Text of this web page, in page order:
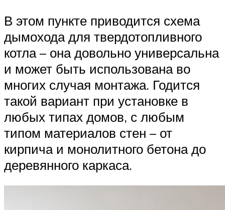
В этом пункте приводится схема
дымохода для твердотопливного
котла – она довольно универсальна
и может быть использована во
многих случая монтажа. Годится
такой вариант при установке в
любых типах домов, с любым
типом материалов стен – от
кирпича и монолитного бетона до
деревянного каркаса.